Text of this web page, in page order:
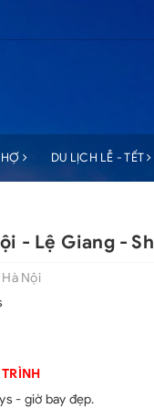
DU LỊCH LỄ - TẾT
- Lệ Giang -
Nội
- giờ bay đẹp.